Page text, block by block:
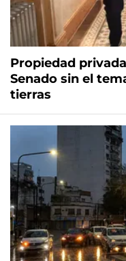
Propiedad
Senado sin el
tierras